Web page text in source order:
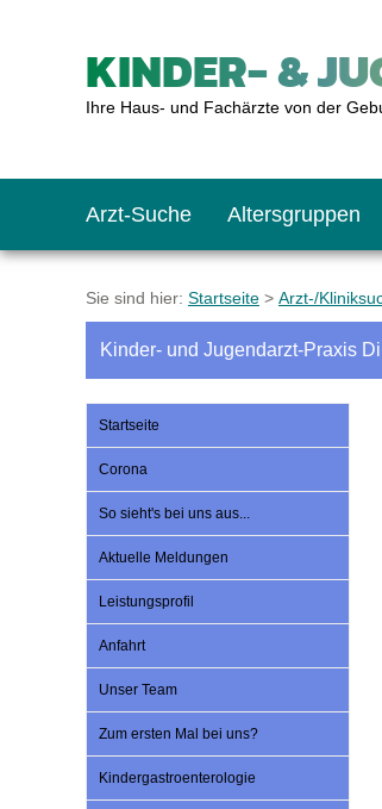
KINDER- &
Ihre Haus- und Fachärzte von der
Arzt-Suche Altersgruppen
Sie sind hier: Startseite > Arzt-/
Kinder- und Jugendarzt-Praxis
Startseite
Corona
So sieht's bei uns aus...
Aktuelle Meldungen
Leistungsprofil
Anfahrt
Unser Team
Zum ersten Mal bei uns?
Kindergastroenterologie